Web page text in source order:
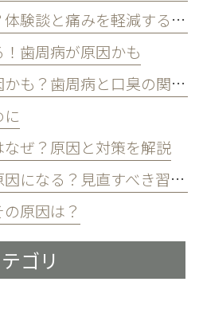
■歯周病治療は痛い？体験談と痛みを軽減する方法
歯周病が原因かも
■歯周病が口臭の原因かも？歯周病と口臭の関係について
ぜ？原因と対策を解説
生活習慣が歯周病の原因になる？見直すべき習慣とは？
原因は？
ゴリ